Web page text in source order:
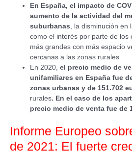
En España, el impacto de
aumento de la actividad del
suburbanas , la disminución
como el interés por parte de los
más grandes con más espacio
cercanas a las zonas rurales
En 2020,el precio medio de
unifamiliares en España fue
zonas urbanas y de 151.702
rurales. En el caso de los
precio medio de venta fue de
Informe Europeo
de 2021: El fuerte